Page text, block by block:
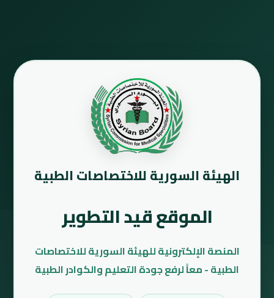
الهيئة السورية للاختصاصات الطبية
الموقع قيد التطوير
المنصة الإلكترونية للهيئة السورية للاختصاصات
الطبية - معاً لرفع جودة التعليم والكوادر الطبية